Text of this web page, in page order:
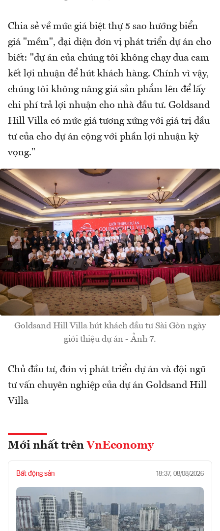
Chia sẻ về mức giá biệt thự 5 sao hướng biển
giá "mềm", đại diện đơn vị phát triển dự án cho
biết: "dự án của chúng tôi không chạy đua cam
kết lợi nhuận để hút khách hàng. Chính vì vậy,
chúng tôi không nâng giá sản phẩm lên để lấy
chi phí trả lợi nhuận cho nhà đầu tư. Goldsand
Hill Villa có mức giá tương xứng với giá trị đầu
tư của cho dự án cộng với phần lợi nhuận kỳ
vọng."
Goldsand Hill Villa hút khách đầu tư Sài Gòn ngày
giới thiệu dự án - Ảnh 7.
Chủ đầu tư, đơn vị phát triển dự án và đội ngũ
tư vấn chuyên nghiệp của dự án Goldsand Hill
Villa
Mới nhất trên VnEconomy
Bất động sản 18:37, 08/08/2026